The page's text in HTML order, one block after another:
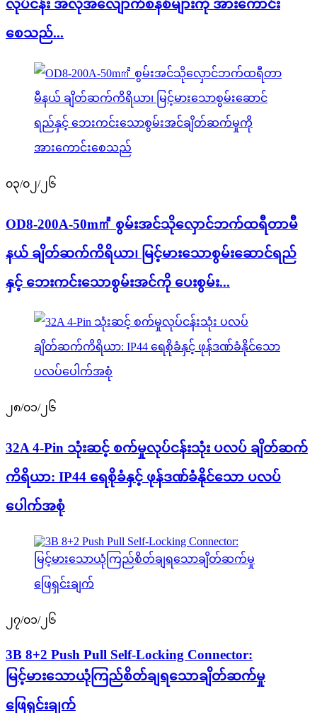
လုပ်ငန်း အလိုအလျောက်စနစ်များကို အားကောင်း
စေသည်...
၀၃/၀၂/၂၆
OD8-200A-50m㎡ စွမ်းအင်သိုလှောင်ဘက်ထရီတာမီ
နယ် ချိတ်ဆက်ကိရိယာ၊ မြင့်မားသောစွမ်းဆောင်ရည်
နှင့် ဘေးကင်းသောစွမ်းအင်ကို ပေးစွမ်း...
၂၈/၀၁/၂၆
32A 4-Pin သုံးဆင့် စက်မှုလုပ်ငန်းသုံး ပလပ် ချိတ်ဆက်
ကိရိယာ: IP44 ရေစိုခံနှင့် ဖုန်ဒဏ်ခံနိုင်သော ပလပ်
ပေါက်အစုံ
၂၇/၀၁/၂၆
3B 8+2 Push Pull Self-Locking Connector:
မြင့်မားသောယုံကြည်စိတ်ချရသောချိတ်ဆက်မှု
ဖြေရှင်းချက်